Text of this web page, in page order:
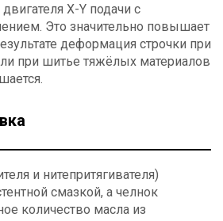
X-Y подачи с
Это значительно повышает
деформация строчки при
при шитье тяжёлых материалов
и нитепритягивателя)
смазкой, а челнок
количество масла из